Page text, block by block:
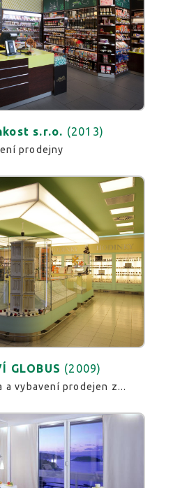
s.r.o. (2013)
prodejny
GLOBUS (2009)
a vybavení prodejen z...